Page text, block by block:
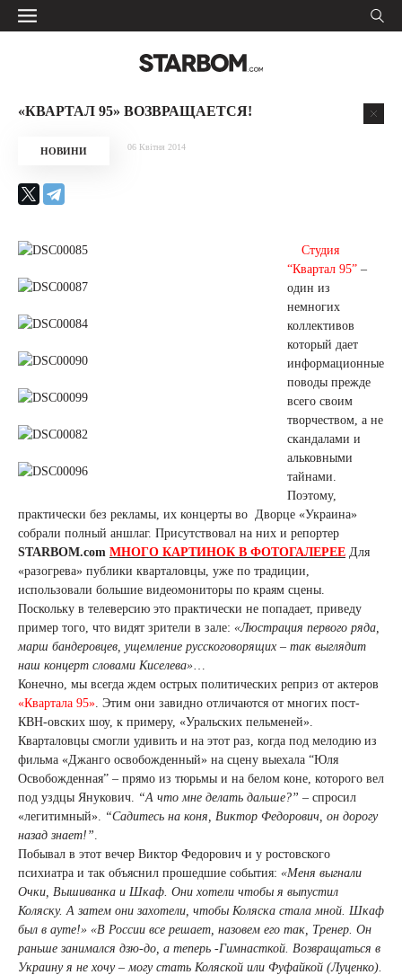
«КВАРТАЛ 95» ВОЗВРАЩАЕТСЯ!
НОВИНИ 06 Квітня 2014
Студия
“Квартал 95” –
один из
немногих
коллективов
который дает
информационные
поводы прежде
всего своим
творчеством, а не
скандалами и
альковными
тайнами.
Поэтому,
практически без рекламы, их концерты во Дворце «Украина»
собрали полный аншлаг. Присутствовал на них и репортер
STARBOM.com МНОГО КАРТИНОК В ФОТОГАЛЕРЕЕ Для
«разогрева» публики кварталовцы, уже по традиции,
использовали большие видеомониторы по краям сцены.
Поскольку в телеверсию это практически не попадает, приведу
пример того, что видят зрители в зале: «Люстрация первого ряда,
марш бандеровцев, ущемление русскоговорящих – так выглядит
наш концерт словами Киселева»…
Конечно, мы всегда ждем острых политических реприз от актеров
«Квартала 95». Этим они завидно отличаются от многих пост-
КВН-овских шоу, к примеру, «Уральских пельменей».
Кварталовцы смогли удивить и на этот раз, когда под мелодию из
фильма «Джанго освобожденный» на сцену выехала “Юля
Освобожденная” – прямо из тюрьмы и на белом коне, которого вел
под уздцы Янукович. “А что мне делать дальше?” – спросил
«легитимный». “Садитесь на коня, Виктор Федорович, он дорогу
назад знает!”.
Побывал в этот вечер Виктор Федорович и у ростовского
психиатра и так объяснил прошедшие события: «Меня выгнали
Очки, Вышиванка и Шкаф. Они хотели чтобы я выпустил
Коляску. А затем они захотели, чтобы Коляска стала мной. Шкаф
был в ауте!» «В России все решает, назовем его так, Тренер. Он
раньше занимался дзю-до, а теперь -Гимнасткой. Возвращаться в
Украину я не хочу – могу стать Коляской или Фуфайкой (Луценко).